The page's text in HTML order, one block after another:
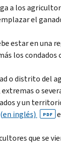
a los
el
estar en una
los condados
o distrito del
o
y un
inglés) PDF
que se